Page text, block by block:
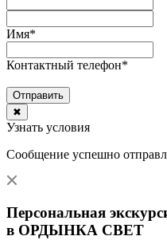
Имя*
Контактный телефон*
Отправить
✖
Узнать условия
Сообщение успешно
Персональная
в ОРДЫНКА СВЕТ